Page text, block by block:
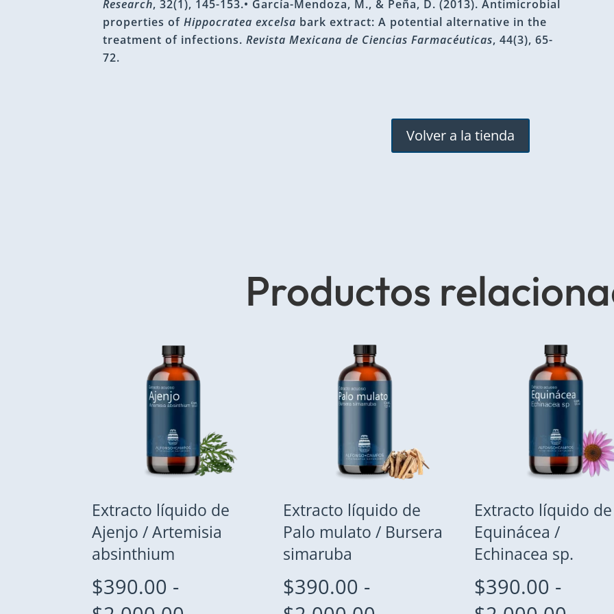
Research, 32(1), 145-153.• García-Mendoza, M., & Peña, D. (2013). Antimicrobial
properties ofHippocratea excelsa bark extract: A potential alternative in the
treatment of infections.Revista Mexicana de Ciencias Farmacéuticas, 44(3), 65-
72.
Volver a la tienda
Productos
Extracto líquido de
Ajenjo / Artemisia
absinthium
$390.00 -
Extracto líquido de
Palo mulato / Bursera
simaruba
$390.00 -
Extracto líquido de
Equinácea /
Echinacea sp.
$390.00 -